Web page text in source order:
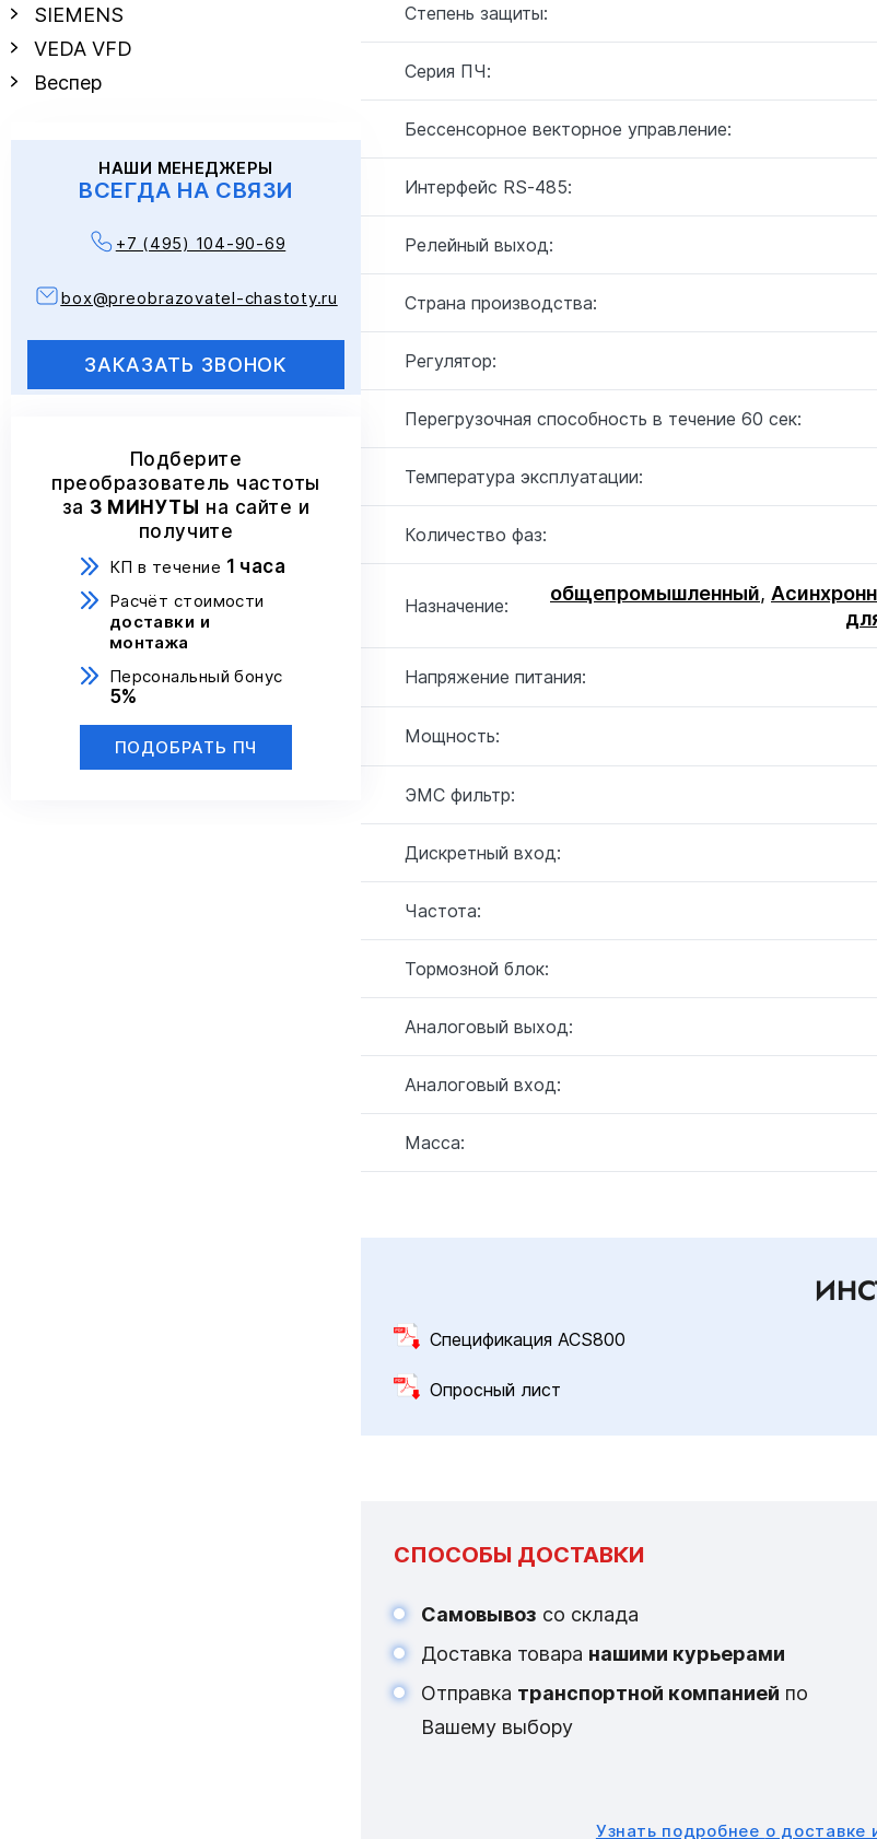
SIEMENS
VEDA VFD
Веспер
НАШИ МЕНЕДЖЕРЫ
ВСЕГДА НА СВЯЗИ
+7 (495) 104-90-69
box@preobrazovatel-chastoty.ru
ЗАКАЗАТЬ ЗВОНОК
Подберите
преобразователь частоты
за 3 МИНУТЫ на сайте и
получите
КП в течение 1 часа
Расчёт стоимости
доставки и
монтажа
Персональный бонус
5%
ПОДОБРАТЬ ПЧ
Степень защиты:
Серия ПЧ:
Бессенсорное векторное управление:
Интерфейс RS-485:
Релейный выход:
Страна производства:
Регулятор:
Перегрузочная способность в течение 60 сек:
Температура эксплуатации:
Количество фаз:
Назначение:
общепромышленный,
Напряжение питания:
Мощность:
ЭМС фильтр:
Дискретный вход:
Частота:
Тормозной блок:
Аналоговый выход:
Аналоговый вход:
Масса:
Спецификация ACS800
Опросный лист
СПОСОБЫ ДОСТАВКИ
Самовывоз со склада
Доставка товара нашими курьерами
Отправка транспортной компанией по
Вашему выбору
Узнать подробнее о доставке